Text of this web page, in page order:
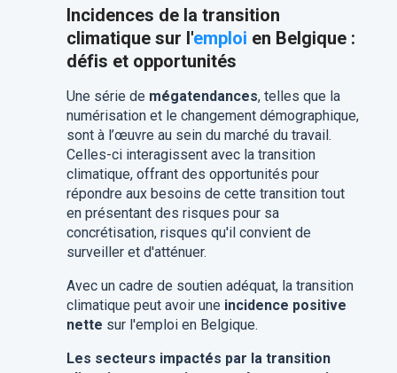
Incidences de la transition
climatique sur l'emploi en Belgique :
défis et opportunités
Une série de mégatendances, telles que la
numérisation et le changement démographique,
sont à l’œuvre au sein du marché du travail.
Celles-ci interagissent avec la transition
climatique, offrant des opportunités pour
répondre aux besoins de cette transition tout
en présentant des risques pour sa
concrétisation, risques qu'il convient de
surveiller et d'atténuer.
Avec un cadre de soutien adéquat, la transition
climatique peut avoir une incidence positive
nette sur l'emploi en Belgique.
Les secteurs impactés par la transition